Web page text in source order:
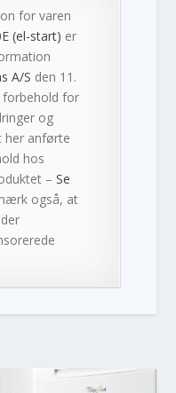
for varen
(el-start) er
A/S den 11.
forbehold for
og
her anførte
hos
–Se
også, at